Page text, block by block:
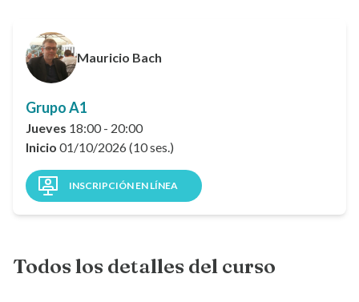
Grupo A1
Jueves 18:00 - 20:00
Inicio 01/10/2026 (10 ses.)
Mauricio Bach
INSCRIPCIÓN EN LÍNEA
Todos los detalles del curso